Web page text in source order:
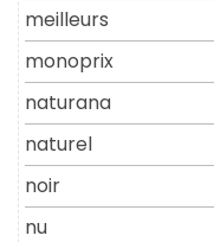
meilleurs
monoprix
naturana
naturel
noir
nu